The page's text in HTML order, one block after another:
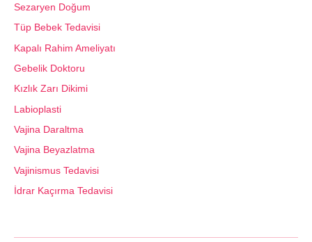
Sezaryen Doğum
Tüp Bebek Tedavisi
Kapalı Rahim Ameliyatı
Gebelik Doktoru
Kızlık Zarı Dikimi
Labioplasti
Vajina Daraltma
Vajina Beyazlatma
Vajinismus Tedavisi
İdrar Kaçırma Tedavisi